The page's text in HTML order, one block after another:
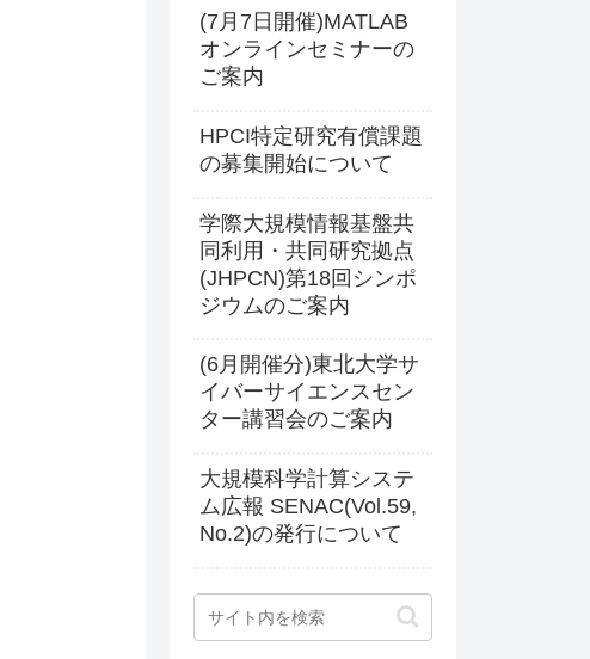
(7月7日開催)MATLAB
オンラインセミナーの
ご案内
HPCI特定研究有償課題
の募集開始について
学際大規模情報基盤共
同利用・共同研究拠点
(JHPCN)第18回シンポ
ジウムのご案内
(6月開催分)東北大学サ
イバーサイエンスセン
ター講習会のご案内
大規模科学計算システ
ム広報 SENAC(Vol.59,
No.2)の発行について